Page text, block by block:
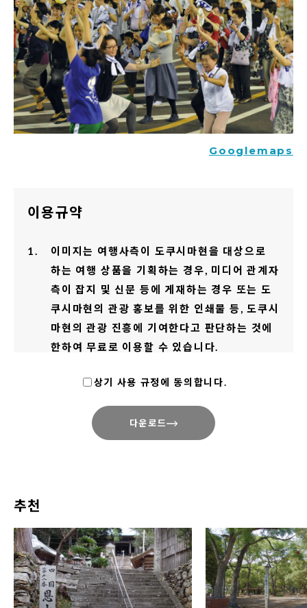
Googlemaps
이용규약
이미지는 여행사측이 도쿠시마현을 대상으로
하는 여행 상품을 기획하는 경우, 미디어 관계자
측이 잡지 및 신문 등에 게재하는 경우 또는 도
쿠시마현의 관광 홍보를 위한 인쇄물 등, 도쿠시
마현의 관광 진흥에 기여한다고 판단하는 것에
한하여 무료로 이용할 수 있습니다.
그림엽서나 사진집 등 사진 그 자체에 상품 가치
되어 있습니다.
이미지를 사용할 때는 사용한 결과물을 아래의
이미지는 실제 상황과 다를 수 있습니다. 예시로
이용하시기 바랍니다.
이미지를 편집 또는 가공하여 사용하는 것(2차
상기 사용 규정에 동의합니다.
다운로드
추천